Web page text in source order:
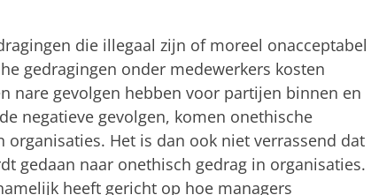
die illegaal zijn of moreel onacceptabel
gedragingen onder medewerkers kosten
nare gevolgen hebben voor partijen binnen en
negatieve gevolgen, komen onethische
organisaties. Het is dan ook niet verrassend dat
gedaan naar onethisch gedrag in organisaties.
heeft gericht op hoe managers